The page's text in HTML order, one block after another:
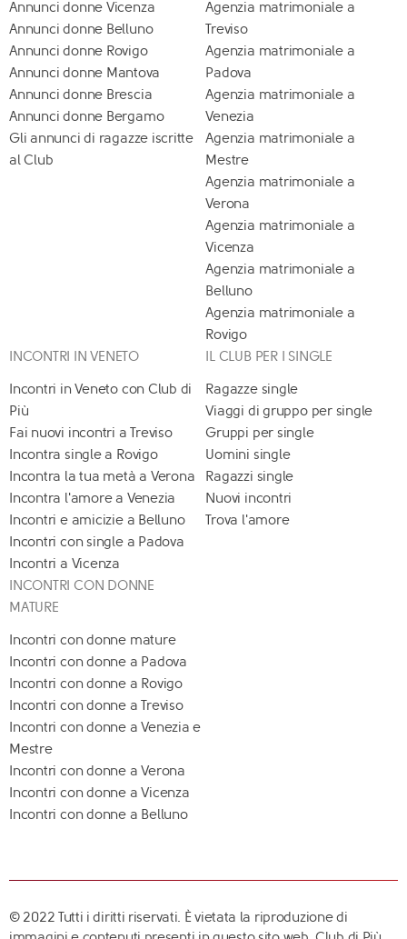
Annunci donne Vicenza
Annunci donne Belluno
Annunci donne Rovigo
Annunci donne Mantova
Annunci donne Brescia
Annunci donne Bergamo
Gli annunci di ragazze iscritte
al Club
Agenzia matrimoniale a
Treviso
Agenzia matrimoniale a
Padova
Agenzia matrimoniale a
Venezia
Agenzia matrimoniale a
Mestre
Agenzia matrimoniale a
Verona
Agenzia matrimoniale a
Vicenza
Agenzia matrimoniale a
Belluno
Agenzia matrimoniale a
Rovigo
INCONTRI IN VENETO
Incontri in Veneto con Club di
Più
Fai nuovi incontri a Treviso
Incontra single a Rovigo
Incontra la tua metà a Verona
Incontra l'amore a Venezia
Incontri e amicizie a Belluno
Incontri con single a Padova
Incontri a Vicenza
IL CLUB PER I SINGLE
Ragazze single
Viaggi di gruppo per single
Gruppi per single
Uomini single
Ragazzi single
Nuovi incontri
Trova l'amore
INCONTRI CON DONNE
MATURE
Incontri con donne mature
Incontri con donne a Padova
Incontri con donne a Rovigo
Incontri con donne a Treviso
Incontri con donne a Venezia e
Mestre
Incontri con donne a Verona
Incontri con donne a Vicenza
Incontri con donne a Belluno
© 2022 Tutti i diritti riservati. È vietata la riproduzione di